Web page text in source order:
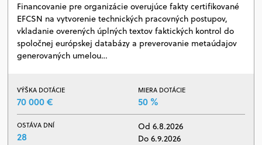
Financovanie pre organizácie overujúce fakty certifikované
EFCSN na vytvorenie technických pracovných postupov,
vkladanie overených úplných textov faktických kontrol do
spoločnej európskej databázy a preverovanie metaúdajov
generovaných umelou…
VÝŠKA DOTÁCIE
70 000 €
MIERA DOTÁCIE
50 %
OSTÁVA DNÍ
28
Od 6.8.2026
Do 6.9.2026